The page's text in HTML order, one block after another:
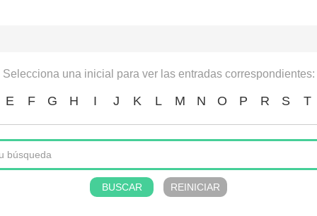
Selecciona una inicial para ver las entradas correspondientes:
E F G H I J K L M N O P R S T